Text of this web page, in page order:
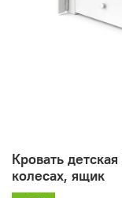
Кровать
колесах, ящик